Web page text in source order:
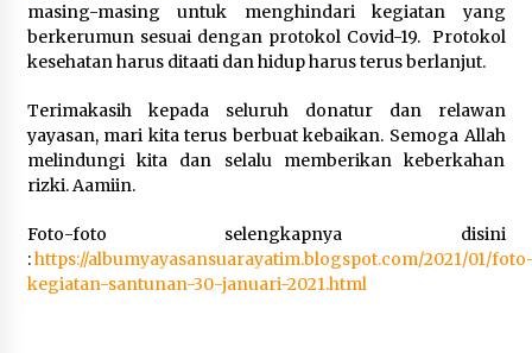
Santunan Lebaran Yatim 10 Muharam 1442
Persiapan santunan Muharam…, Sabtu, 29
Santunan Terlaksana dengan Sukses Meskipun
Persiapannya Singkat
masing-masing untuk menghindari kegiatan yang
berkerumun sesuai dengan protokol Covid-19. Protokol
kesehatan harus ditaati dan hidup harus terus berlanjut.
Terimakasih kepada seluruh donatur dan relawan
yayasan, mari kita terus berbuat kebaikan. Semoga Allah
melindungi kita dan selalu memberikan keberkahan
rizki. Aamiin.
Foto-foto selengkapnya disini
:https://albumyayasansuarayatim.blogspot.com/2021/01/
kegiatan-santunan-30-januari-2021.html